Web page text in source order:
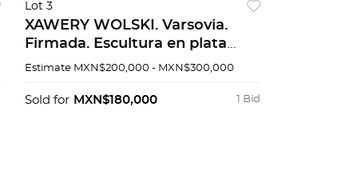
Lot 3
XAWERY WOLSKI. Varsovia.
Firmada. Escultura en plata
Sterling, ley 0.925 de la firma
Estimate MXN$200,000 - MXN$300,000
1 Bid
Sold for MXN$180,000